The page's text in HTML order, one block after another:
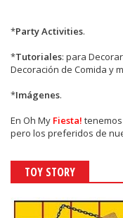
*Party Activities.
*Tutoriales: para
Decoración de Comida y
*Imágenes.
En Oh My Fiesta! tenemos
pero los preferidos de
TOY STORY